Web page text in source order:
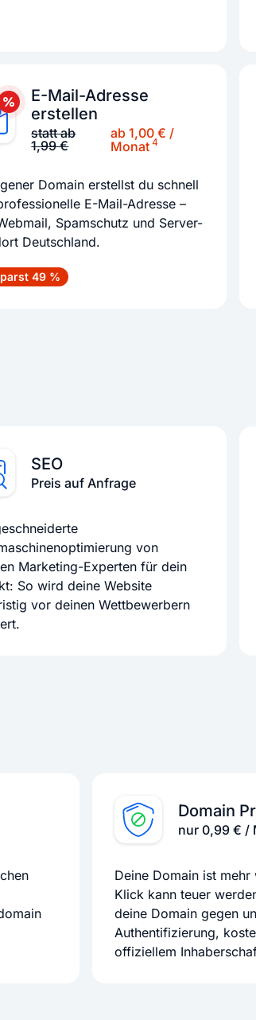
E-Mail-Adresse
erstellen
statt ab
1,99 €
ab 1,00 € /
Monat4
Domain erstellst du schnell
E-Mail-Adresse –
Spamschutz und Server-
Deutschland.
49 %
SEO
Preis auf Anfrage
von
Marketing-Experten für dein
So wird deine Website
vor deinen Wettbewerbern
Domain
nur 0,99 € /
Deine Domain ist
Klick kann teuer
deine Domain gegen
Authentifizierung,
offiziellem